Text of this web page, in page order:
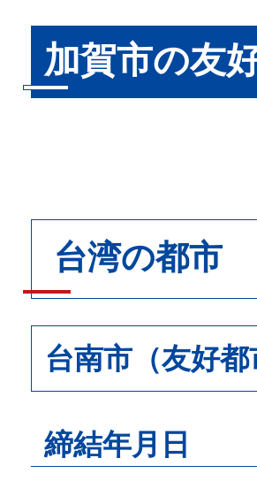
加賀市の友
台湾の都市
台南市（友好
締結年月日